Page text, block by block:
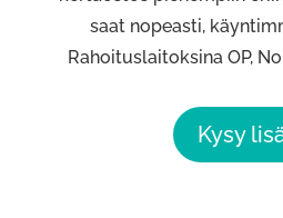
saat nopeasti,
Rahoituslaitoksina OP,
Kysy